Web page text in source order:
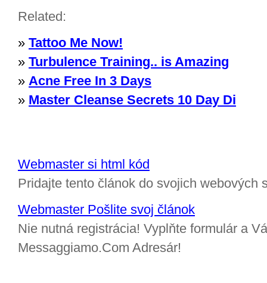
Related:
» Tattoo Me Now!
» Turbulence Training.. is Amazing
» Acne Free In 3 Days
» Master Cleanse Secrets 10 Day Di
Webmaster si html kód
Pridajte tento článok do svojich webových
Webmaster Pošlite svoj článok
Nie nutná registrácia! Vyplňte formulár a
Messaggiamo.Com Adresár!